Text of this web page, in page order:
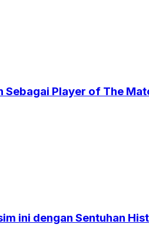
Player of The
ini dengan Sentuhan